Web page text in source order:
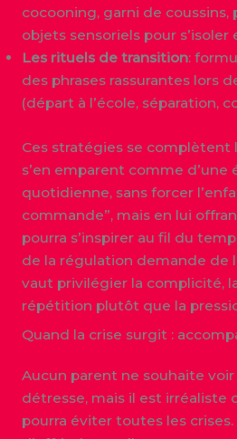
cocooning, garni de coussins,
objets sensoriels pour
Les rituels de transition:
des phrases rassurantes lors
(départ à l’école, séparation,
Ces stratégies se complètent
s’en emparent comme d’une
quotidienne, sans forcer
commande”, mais en lui
pourra s’inspirer au fil du
de la régulation demande de
vaut privilégier la complicité,
répétition plutôt que la
Quand la crise surgit :
Aucun parent ne souhaite
détresse, mais il est irréaliste
pourra éviter toutes les crises.